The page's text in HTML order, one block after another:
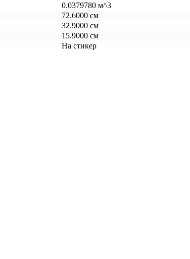
0.0379780 м^3
72.6000 см
32.9000 см
15.9000 см
На стикер